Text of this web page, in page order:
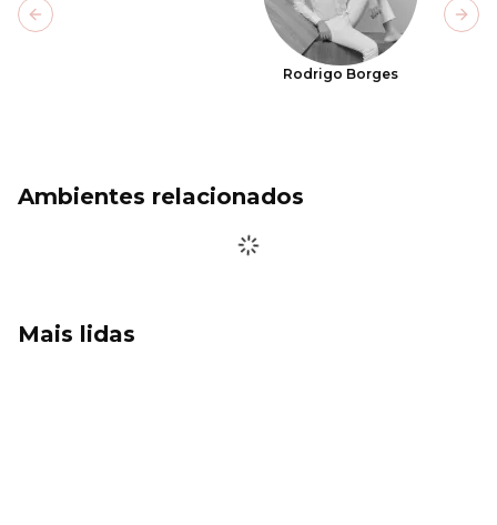
Rodrigo Borges
Previous slide
Ambientes relacionados
Mais lidas